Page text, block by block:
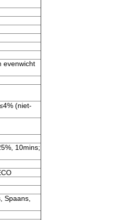
evenwicht
(niet-
10mins;
Spaans,